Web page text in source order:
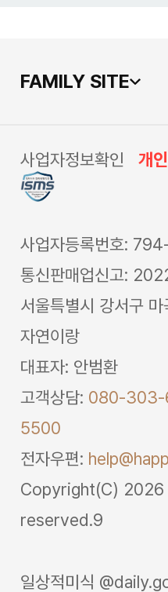
FAMILY SITE
사업자정보확인 개
사업자등록번호:
통신판매업신고:
서울특별시 강서구
자연이랑
대표자: 안범환
고객상담: 080-303-
5500
전자우편:
Copyright(C)
reserved.9
일상적미식